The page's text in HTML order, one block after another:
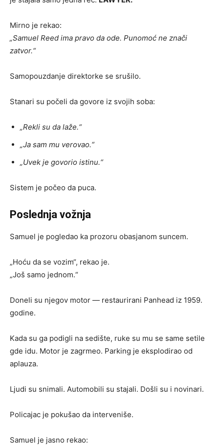
Mirno je rekao:
„Samuel Reed ima pravo da ode. Punomoć ne znači
zatvor.“
Samopouzdanje direktorke se srušilo.
Stanari su počeli da govore iz svojih soba:
„Rekli su da laže.“
„Ja sam mu verovao.“
„Uvek je govorio istinu.“
Sistem je počeo da puca.
Poslednja vožnja
Samuel je pogledao ka prozoru obasjanom suncem.
„Hoću da se vozim“, rekao je.
„Još samo jednom.“
Doneli su njegov motor — restaurirani Panhead iz 1959.
godine.
Kada su ga podigli na sedište, ruke su mu se same setile
gde idu. Motor je zagrmeo. Parking je eksplodirao od
aplauza.
Ljudi su snimali. Automobili su stajali. Došli su i novinari.
Policajac je pokušao da interveniše.
Samuel je jasno rekao: